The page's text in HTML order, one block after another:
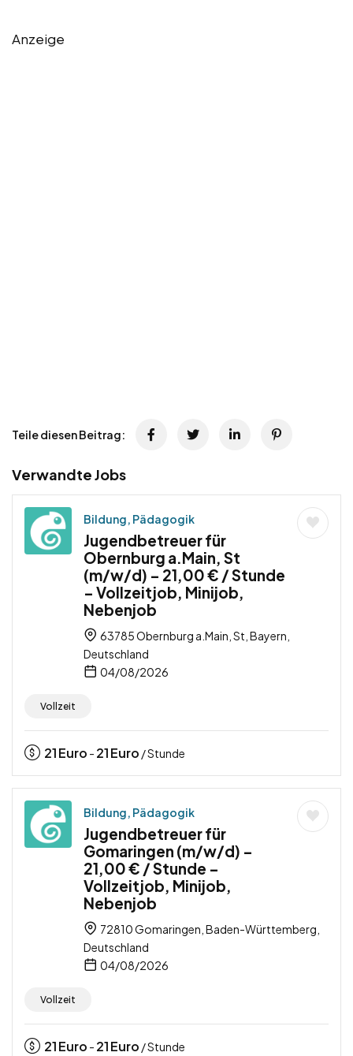
Anzeige
Teile diesen Beitrag:
Verwandte Jobs
Bildung, Pädagogik
Jugendbetreuer für
Obernburg a.Main, St
(m/w/d) – 21,00 € / Stunde
– Vollzeitjob, Minijob,
Nebenjob
63785 Obernburg a.Main, St, Bayern,
Deutschland
04/08/2026
Vollzeit
21Euro - 21Euro / Stunde
Bildung, Pädagogik
Jugendbetreuer für
Gomaringen (m/w/d) –
21,00 € / Stunde –
Vollzeitjob, Minijob,
Nebenjob
72810 Gomaringen, Baden-Württemberg,
Deutschland
04/08/2026
Vollzeit
21Euro - 21Euro / Stunde